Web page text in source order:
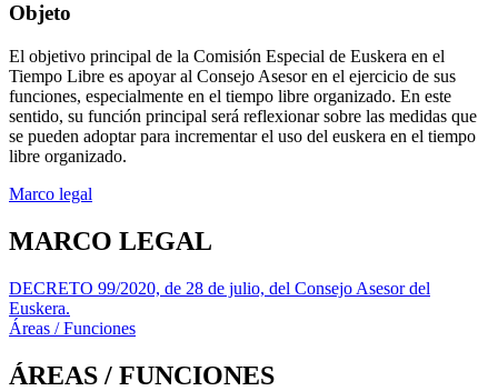
Objeto
El objetivo principal de la Comisión Especial de Euskera en el
Tiempo Libre es apoyar al Consejo Asesor en el ejercicio de sus
funciones, especialmente en el tiempo libre organizado. En este
sentido, su función principal será reflexionar sobre las medidas que
se pueden adoptar para incrementar el uso del euskera en el tiempo
libre organizado.
Marco legal
MARCO LEGAL
DECRETO 99/2020, de 28 de julio, del Consejo Asesor del
Euskera.
Áreas / Funciones
ÁREAS / FUNCIONES